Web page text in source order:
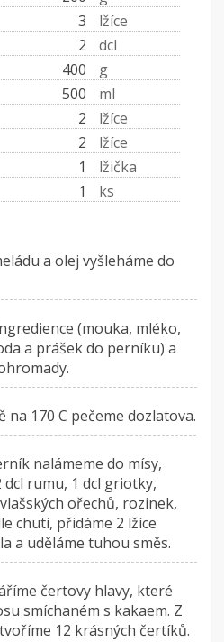
3
lžíce
2
dcl
400
g
500
ml
2
lžíce
2
lžíce
1
lžička
1 ks
a olej vyšleháme do
(mouka, mléko,
a prášek do perníku) a
170 C pečeme dozlatova.
nalámeme do mísy,
dcl rumu, 1 dcl griotky,
ořechů, rozinek,
chuti, přidáme 2 lžíce
a uděláme tuhou směs.
čertovy hlavy, které
smíchaném s kakaem. Z
12 krásných čertíků.